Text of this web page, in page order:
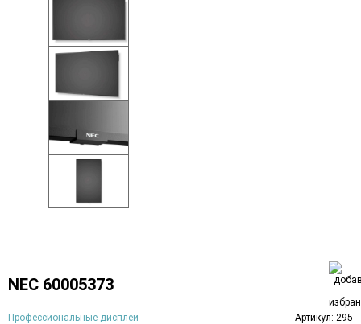
NEC 60005373
Профессиональные дисплеи Артикул: 295